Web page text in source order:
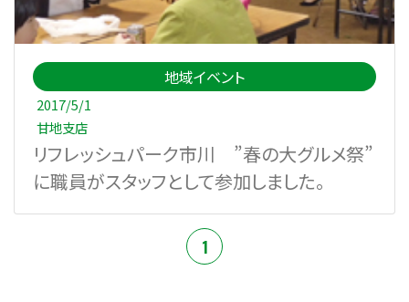
地域イベント
2017/5/1
甘地支店
リフレッシュパーク市川 ”春の大グルメ祭”
に職員がスタッフとして参加しました。
1